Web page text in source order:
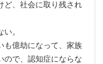
ど、社会に取り残され
。
も億劫になって、家族
ので、認知症にならな